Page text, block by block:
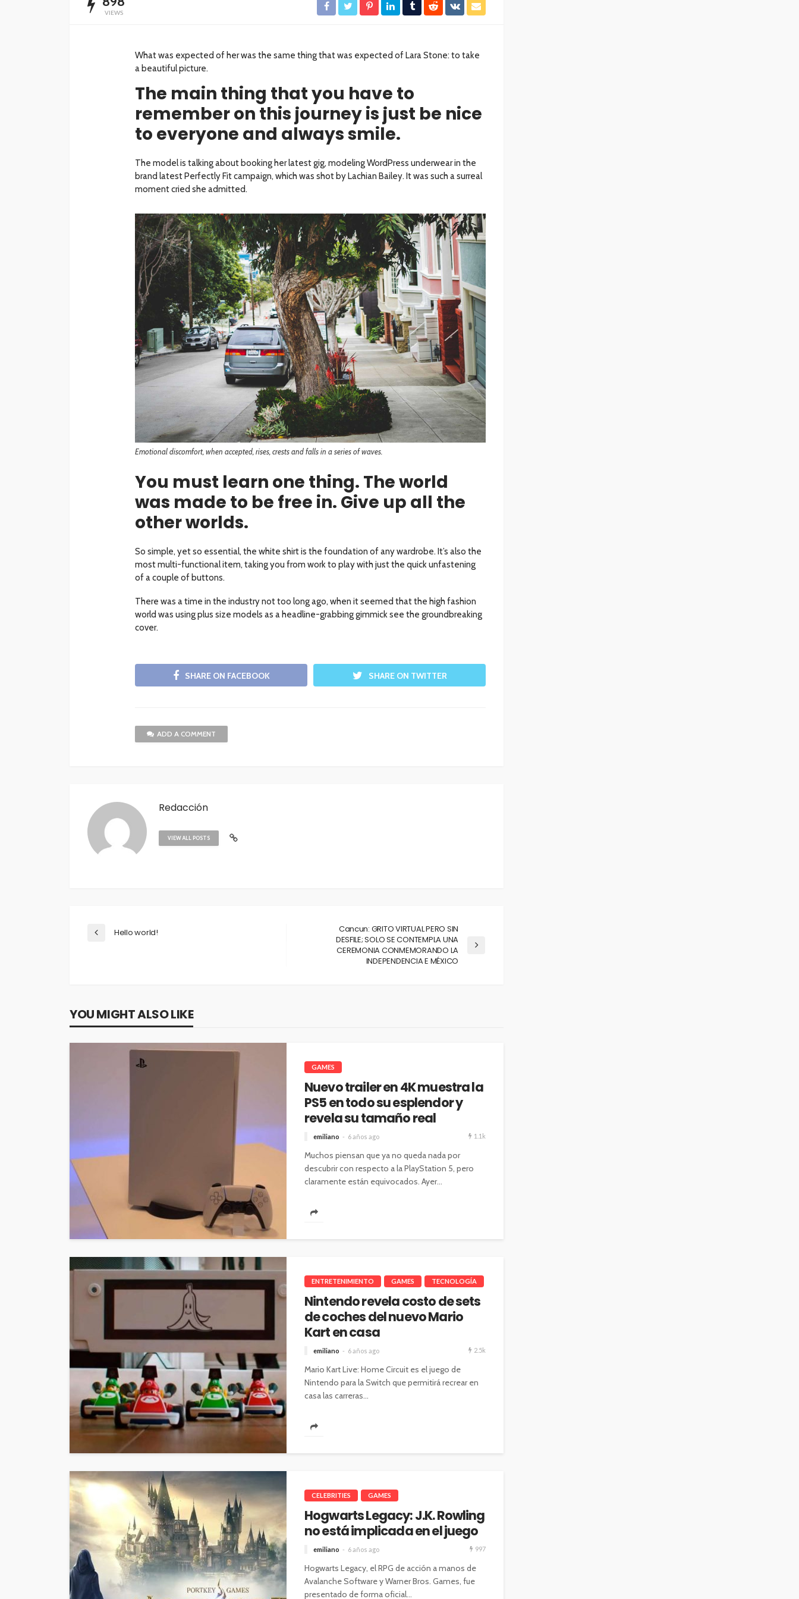
VIEWS
What was expected of her was the same thing that was expected of Lara Stone: to take
a beautiful picture.
The main thing that you have to
remember on this journey is just be nice
to everyone and always smile.
The model is talking about booking her latest gig, modeling WordPress underwear in the
brand latest Perfectly Fit campaign, which was shot by Lachian Bailey. It was such a surreal
moment cried she admitted.
Emotional discomfort, when accepted, rises, crests and falls in a series of waves.
You must learn one thing. The world
was made to be free in. Give up all the
other worlds.
So simple, yet so essential, the white shirt is the foundation of any wardrobe. It’s also the
most multi-functional item, taking you from work to play with just the quick unfastening
of a couple of buttons.
There was a time in the industry not too long ago, when it seemed that the high fashion
world was using plus size models as a headline-grabbing gimmick see the groundbreaking
cover.
SHARE ON FACEBOOK SHARE ON TWITTER
ADD A COMMENT
Redacción
VIEW ALL POSTS
Hello world!
Cancun: GRITO VIRTUAL PERO SIN
DESFILE; SOLO SE CONTEMPLA UNA
CEREMONIA CONMEMORANDO LA
INDEPENDENCIA E MÉXICO
YOU MIGHT ALSO LIKE
GAMES
Nuevo trailer en 4K muestra la
PS5 en todo su esplendor y
revela su tamaño real
emiliano 6 años ago 1.1k
Muchos piensan que ya no queda nada por
descubrir con respecto a la PlayStation 5, pero
claramente están equivocados. Ayer...
ENTRETENIMIENTO GAMES TECNOLOGÍA
Nintendo revela costo de sets
de coches del nuevo Mario
Kart en casa
emiliano 6 años ago 2.5k
Mario Kart Live: Home Circuit es el juego de
Nintendo para la Switch que permitirá recrear en
casa las carreras...
CELEBRITIES GAMES
Hogwarts Legacy: J.K. Rowling
no está implicada en el juego
emiliano 6 años ago 997
Hogwarts Legacy, el RPG de acción a manos de
Avalanche Software y Warner Bros. Games, fue
presentado de forma oficial...